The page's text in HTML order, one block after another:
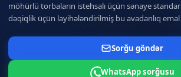
möhürlü torbaların istehsalı üçün sənaye
dəqiqlik üçün layihələndirilmiş bu avadanlıq
Sorğu göndər
WhatsApp sorğusu